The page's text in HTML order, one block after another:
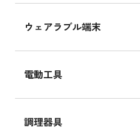
ウェアラブル端末
電動工具
調理器具